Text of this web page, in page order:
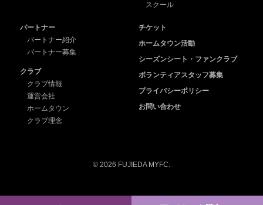
スクール
パートナー
パートナー紹介
パートナー募集
クラブ
クラブ情報
運営会社
ホームタウン
クラブ理念
チケット
ホームタウン活動
シーズンシート・ファンクラブ
ボランティアスタッフ募集
プライバシーポリシー
お問い合わせ
© 2026 FUJIEDA MYFC.